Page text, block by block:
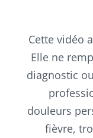
Cette vidéo
Elle ne
diagnostic
douleurs
fièvre,